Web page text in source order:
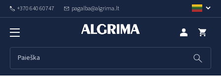
+370 640 60747 pagalba@algrima.lt